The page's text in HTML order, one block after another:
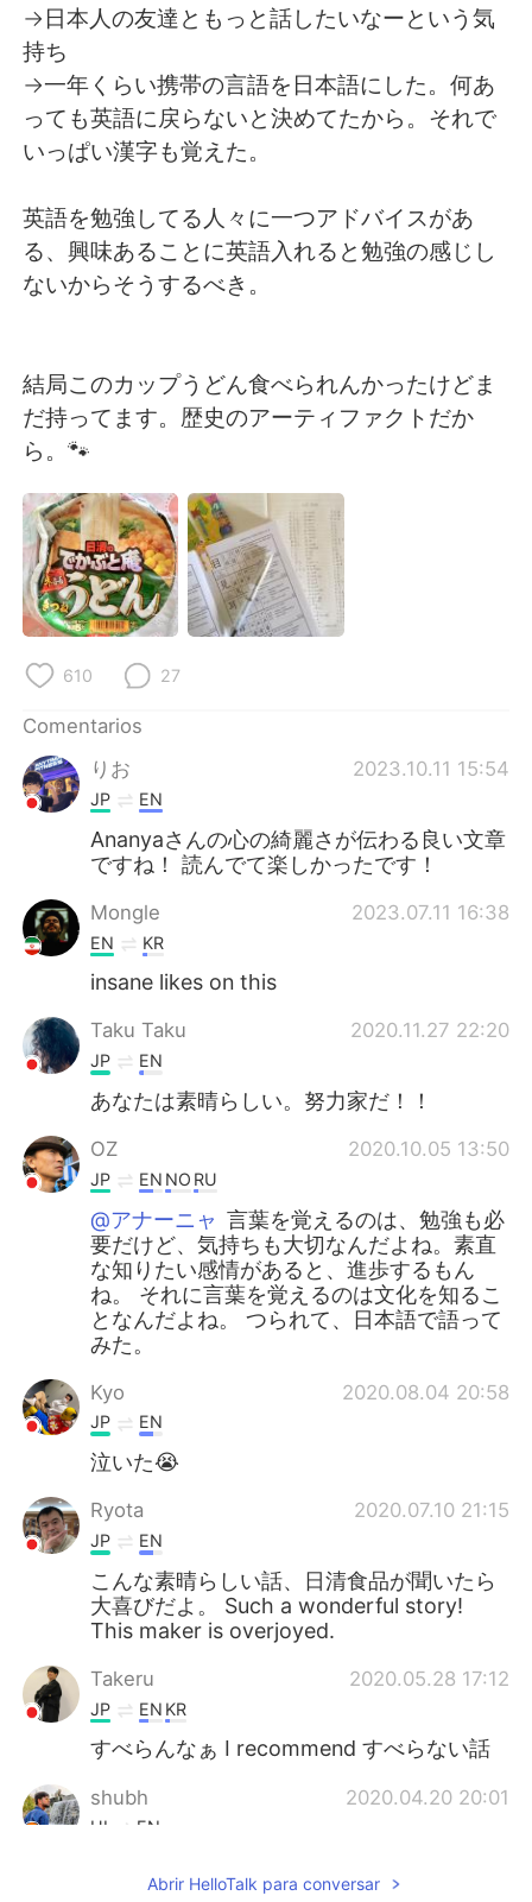
→日本人の友達ともっと話したいなーという気
持ち
→一年くらい携帯の言語を日本語にした。何あ
っても英語に戻らないと決めてたから。それで
いっぱい漢字も覚えた。
英語を勉強してる人々に一つアドバイスがあ
る、興味あることに英語入れると勉強の感じし
ないからそうするべき。
結局このカップうどん食べられんかったけどま
だ持ってます。歴史のアーティファクトだか
ら。🐾
610 27
Comentarios
りお
2023.10.11 15:54
JP EN
Ananyaさんの心の綺麗さが伝わる良い文章
ですね！ 読んでて楽しかったです！
Mongle 2023.07.11 16:38
EN KR
insane likes on this
Taku Taku 2020.11.27 22:20
JP EN
あなたは素晴らしい。努力家だ！！
OZ 2020.10.05 13:50
JP EN NO RU
@アナーニャ 言葉を覚えるのは、勉強も必
要だけど、気持ちも大切なんだよね。素直
な知りたい感情があると、進歩するもん
ね。 それに言葉を覚えるのは文化を知るこ
となんだよね。 つられて、日本語で語って
みた。
Kyo 2020.08.04 20:58
JP EN
泣いた😭
Ryota 2020.07.10 21:15
JP EN
こんな素晴らしい話、日清食品が聞いたら
大喜びだよ。 Such a wonderful story!
This maker is overjoyed.
Takeru 2020.05.28 17:12
JP EN KR
すべらんなぁ I recommend すべらない話
shubh 2020.04.20 20:01
HI EN
Abrir HelloTalk para conversar